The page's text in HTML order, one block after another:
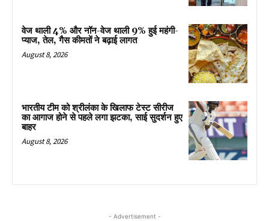
वेज थाली 4% और नॉन-वेज थाली 9% हुई महंगी-
प्याज, तेल, गैस कीमतों ने बढ़ाई लागत
August 8, 2026
भारतीय टीम को श्रीलंका के खिलाफ टेस्ट सीरीज
का आगाज होने से पहले लगा झटका, साई सुदर्शन हुए
बाहर
August 8, 2026
- Advertisement -